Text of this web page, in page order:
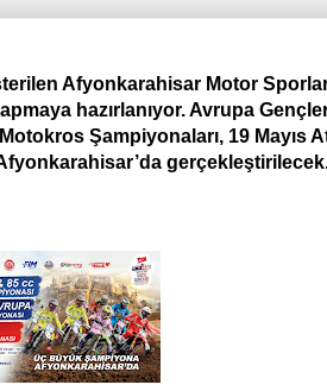
Afyonkarahisar Motor
hazırlanıyor. Avrupa
Şampiyonaları, 19 Mayıs